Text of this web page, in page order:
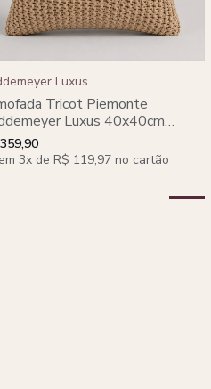
Luxus
Tricot Piemonte
Luxus 40x40cm
Floresta
3x de R$ 119,97 no cartão